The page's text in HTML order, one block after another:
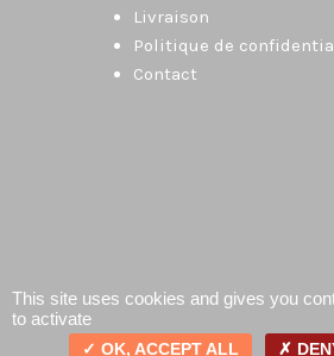
Livraison
Politique de
Contact
This site uses cookies and gives you
to activate
OK, ACCEPT ALL